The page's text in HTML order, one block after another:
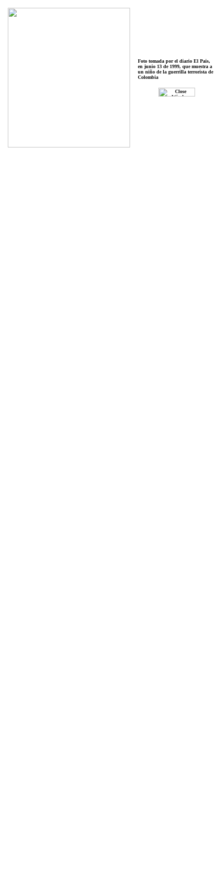
Foto tomada por el diario El Pais,
en junio 13 de 1999, que muestra a
un niño de la guerrilla terrorista de
Colombia